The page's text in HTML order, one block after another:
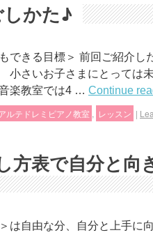
かた♪
できる目標＞ 前回ご紹介し
小さいお子さまにとっては
楽教室では4 … Continue
ルテドレミピアノ教室 レッスン |
方表で自分と向
は自由な分、自分と上手に